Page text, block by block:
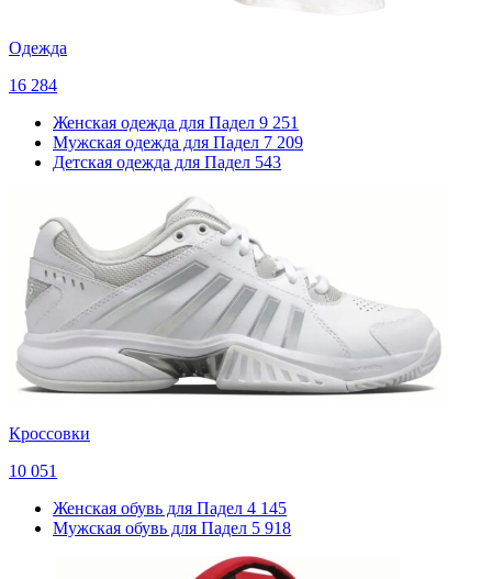
Одежда
16 284
Женская одежда для Падел 9 251
Мужская одежда для Падел 7 209
Детская одежда для Падел 543
Кроссовки
10 051
Женская обувь для Падел 4 145
Мужская обувь для Падел 5 918